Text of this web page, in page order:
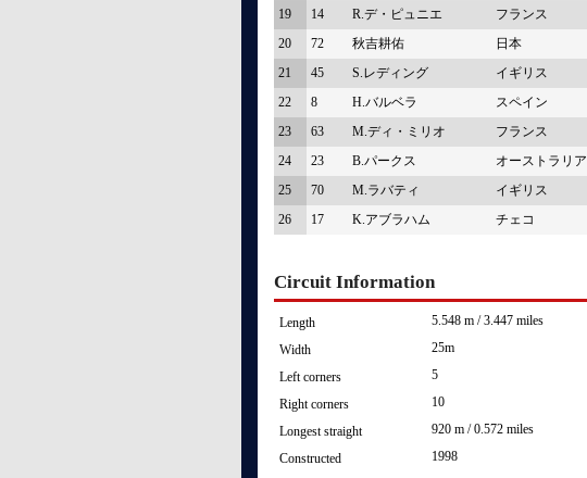
19
14 R.デ・ピュニエ フランス
20
72 秋吉耕佑 日本
21
45 S.レディング イギリス
22
8 H.バルベラ スペイン
23
63 M.ディ・ミリオ フランス
24
23 B.パークス オーストラリア
25
70 M.ラバティ イギリス
26
17 K.アブラハム チェコ
Circuit Information
Length
5.548 m / 3.447 miles
Width
25m
Left corners
5
Right corners
10
Longest straight
920 m / 0.572 miles
Constructed
1998